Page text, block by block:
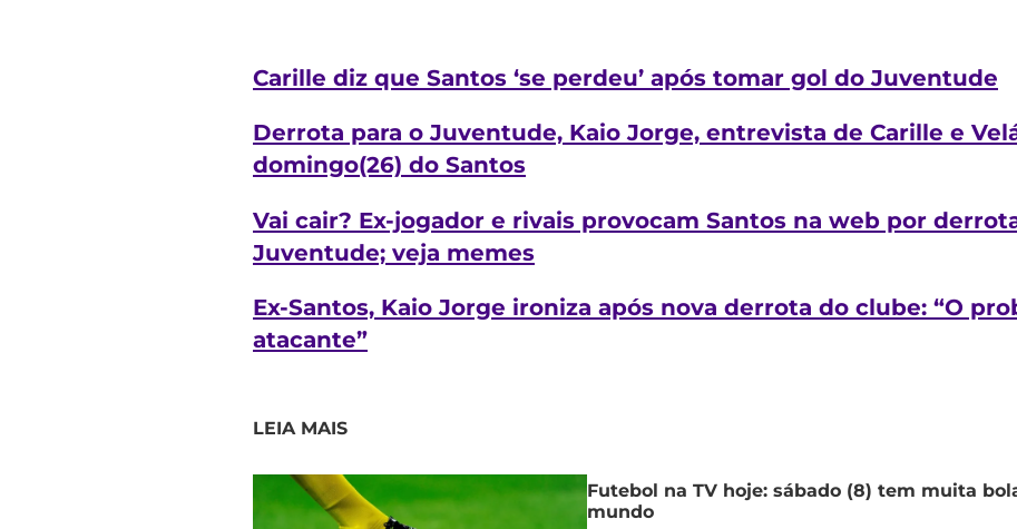
Carille diz que Santos ‘se perdeu’ após tomar gol do Juventude
Derrota para o Juventude, Kaio Jorge, entrevista de Carille e
domingo(26) do Santos
Vai cair? Ex-jogador e rivais provocam Santos na web por
Juventude; veja memes
Ex-Santos, Kaio Jorge ironiza após nova derrota do clube: “O
atacante”
LEIA MAIS
Futebol na TV hoje: sábado (8) tem muita
mundo